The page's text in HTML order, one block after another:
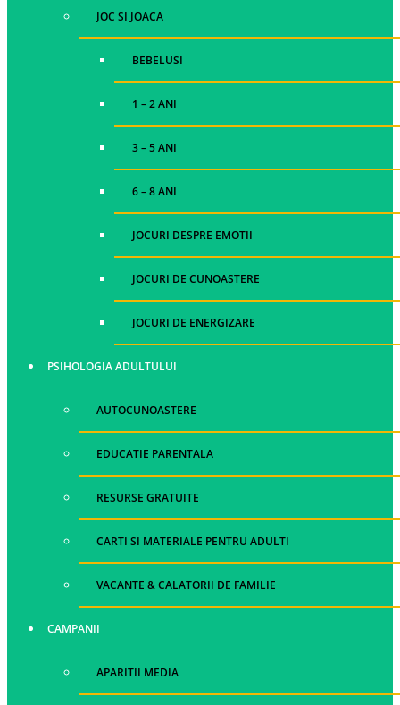
JOC SI JOACA
BEBELUSI
1 – 2 ANI
3 – 5 ANI
6 – 8 ANI
JOCURI DESPRE EMOTII
JOCURI DE CUNOASTERE
JOCURI DE ENERGIZARE
PSIHOLOGIA ADULTULUI
AUTOCUNOASTERE
EDUCATIE PARENTALA
RESURSE GRATUITE
CARTI SI MATERIALE PENTRU ADULTI
VACANTE & CALATORII DE FAMILIE
CAMPANII
APARITII MEDIA